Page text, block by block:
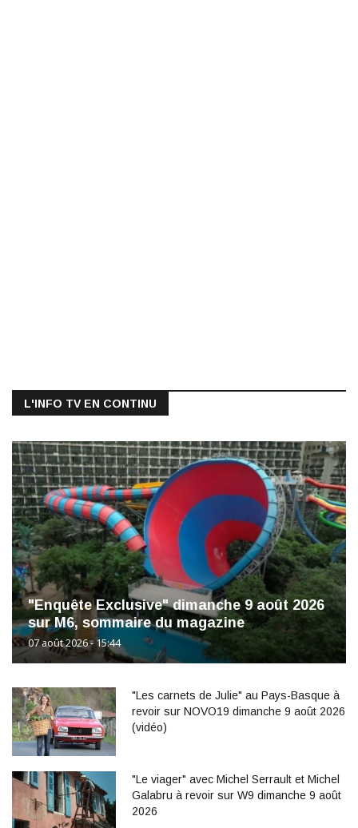
L'INFO TV EN CONTINU
"Enquête Exclusive" dimanche 9 août 2026
sur M6, sommaire du magazine
07 août 2026 - 15:44
"Les carnets de Julie" au Pays-Basque à
revoir sur NOVO19 dimanche 9 août 2026
(vidéo)
"Le viager" avec Michel Serrault et Michel
Galabru à revoir sur W9 dimanche 9 août
2026